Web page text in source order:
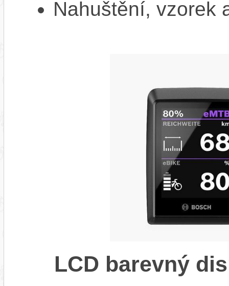
Nahuštění, vzorek
LCD barevný